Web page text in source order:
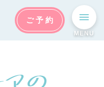
ご予約
MENU